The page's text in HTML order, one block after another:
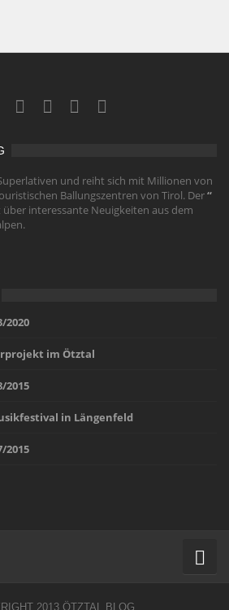
und reiht sich mit Millionen von
Ballungszentren von Tirol. Der“
interessante Neuigkeiten aus dem
2020
im Ötztal
2015
in Längenfeld
2015
2013 ÖTZTAL.BLOG